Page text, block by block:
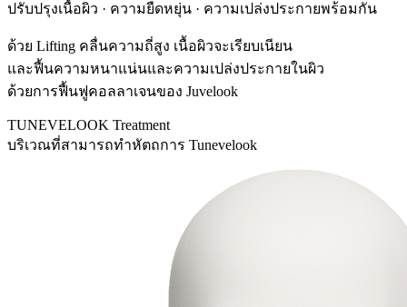
ปรับปรุงเนื้อผิว · ความยืดหยุ่น · ความเปล่งประกายพร้อมกัน
ด้วย Lifting คลื่นความถี่สูง เนื้อผิวจะเรียบเนียน
และฟื้นความหนาแน่นและความเปล่งประกายในผิว
ด้วยการฟื้นฟูคอลลาเจนของ Juvelook
TUNEVELOOK Treatment
บริเวณที่สามารถทำหัตถการ Tunevelook